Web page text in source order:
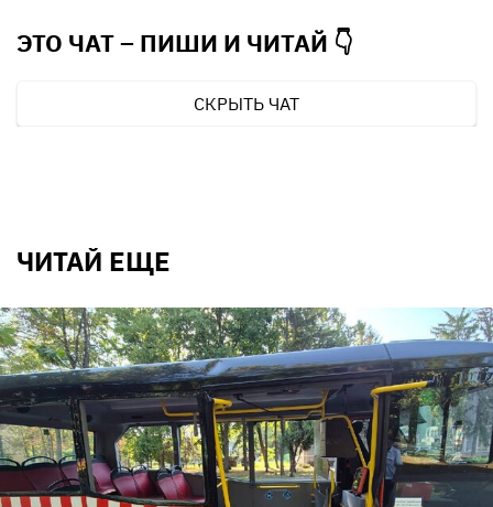
ЭТО ЧАТ – ПИШИ И ЧИТАЙ 👇
СКРЫТЬ ЧАТ
ЧИТАЙ ЕЩЕ